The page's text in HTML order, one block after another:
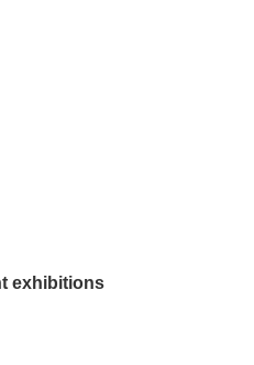
exhibitions